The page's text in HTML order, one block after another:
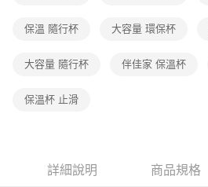
保溫 隨行杯 大容量 環保杯
大容量 隨行杯 伴佳家 保溫杯
保溫杯 止滑
詳細說明 商品規格